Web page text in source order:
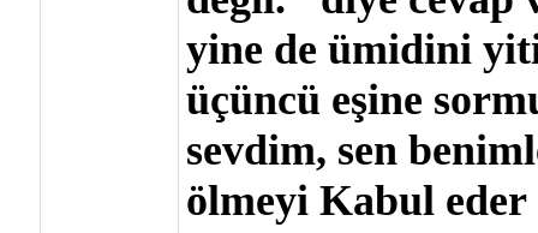
yine de ümidini
üçüncü eşine
sevdim, sen
ölmeyi Kabul